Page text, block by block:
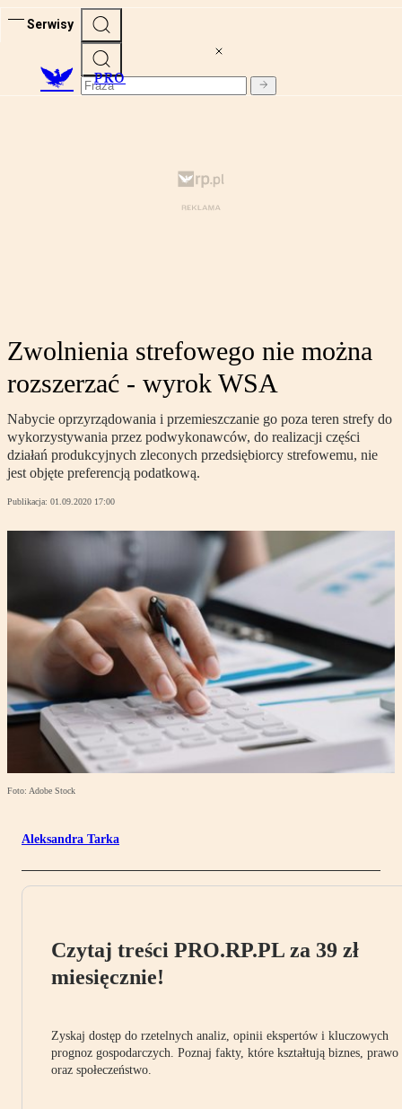
Serwisy
PRO
Zwolnienia strefowego nie można
rozszerzać - wyrok WSA
Nabycie oprzyrządowania i przemieszczanie go poza teren strefy do
wykorzystywania przez podwykonawców, do realizacji części
działań produkcyjnych zleconych przedsiębiorcy strefowemu, nie
jest objęte preferencją podatkową.
Publikacja: 01.09.2020 17:00
Foto: Adobe Stock
Aleksandra Tarka
Czytaj treści PRO.RP.PL za 39 zł
miesięcznie!
Zyskaj dostęp do rzetelnych analiz, opinii ekspertów i kluczowych
prognoz gospodarczych. Poznaj fakty, które kształtują biznes, prawo
oraz społeczeństwo.